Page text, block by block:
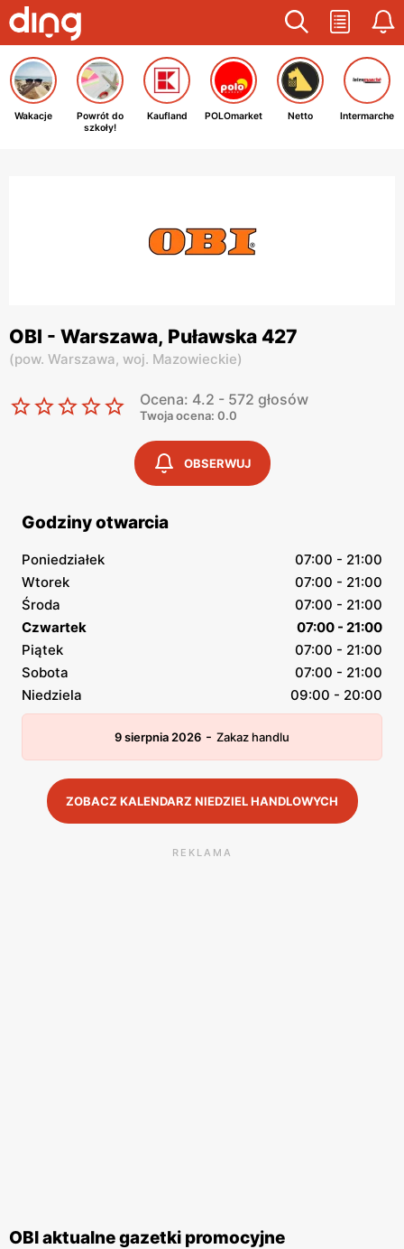
Wakacje
Powrót do
szkoły!
Kaufland POLOmarket Netto Intermarche
OBI - Warszawa, Puławska 427
(pow. Warszawa, woj. Mazowieckie)
Ocena: 4.2 - 572 głosów
Twoja ocena: 0.0
OBSERWUJ
Godziny otwarcia
Poniedziałek
07:00 - 21:00
Wtorek
07:00 - 21:00
Środa
07:00 - 21:00
Czwartek
07:00 - 21:00
Piątek
07:00 - 21:00
Sobota
07:00 - 21:00
Niedziela
09:00 - 20:00
9 sierpnia 2026 - Zakaz handlu
ZOBACZ KALENDARZ NIEDZIEL HANDLOWYCH
REKLAMA
OBI aktualne gazetki promocyjne